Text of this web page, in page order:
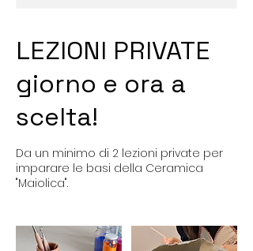
LEZIONI PRIVATE
giorno e ora a
scelta!
Da un minimo di 2 lezioni private per
imparare le basi della Ceramica
"Maiolica".